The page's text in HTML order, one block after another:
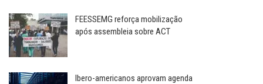
FEESSEMG reforça mobilização
após assembleia sobre ACT
Ibero-americanos aprovam agenda